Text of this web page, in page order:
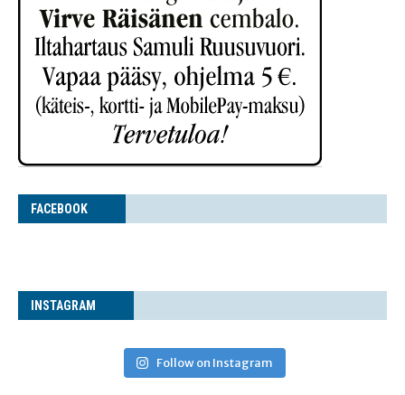
FACE­BOOK
INS­TA­GRAM
Follow on Instagram